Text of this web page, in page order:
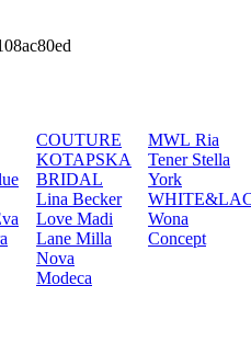
COUTURE
KOTAPSKA
BRIDAL
Lina Becker
Love Madi
Lane Milla
Nova
Modeca
MWL Ria
Tener Stella
York
Wona
Concept